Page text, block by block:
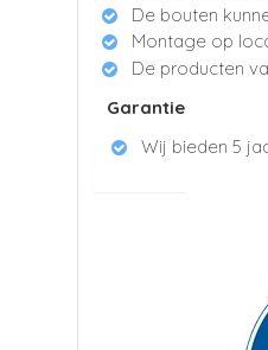
De bouten
Montage op
De producten
Garantie
Wij bieden 5